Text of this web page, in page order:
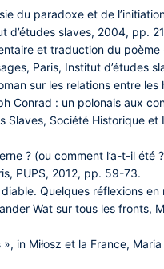
du paradoxe et de
d’études slaves, 2004, pp.
et traduction du
Paris, Institut d’études
sur les relations entre
Conrad : un polonais aux
Slaves, Société Historique
? (ou comment l’a-t-il été
PUPS, 2012, pp. 59-73.
Quelques réflexions
Wat sur tous les fronts,
in Miłosz et la France,